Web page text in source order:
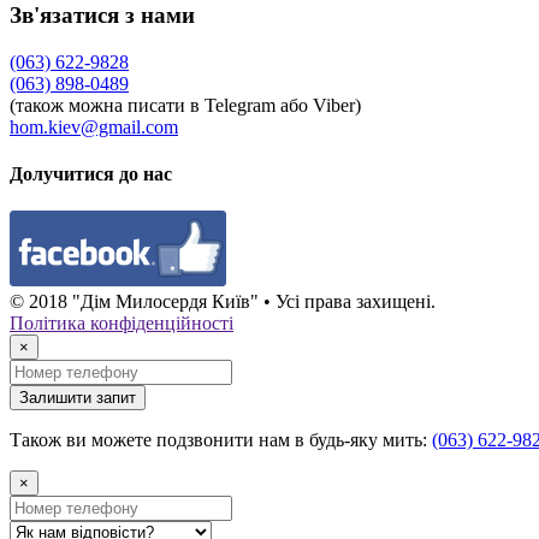
Зв'язатися з нами
(063) 622-9828
(063) 898-0489
(також можна писати в Telegram або Viber)
hom.kiev@gmail.com
Долучитися до нас
© 2018 "Дім Милосердя Київ" • Усі права захищені.
Політика конфіденційності
×
Залишити запит
Також ви можете подзвонити нам в будь-яку мить: (063) 622-
×